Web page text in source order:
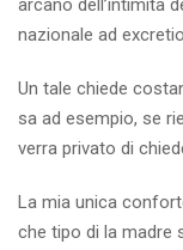
arcano dell’intimita
nazionale ad
Un tale chiede
sa ad esempio, se
verra privato di
La mia unica
che tipo di la madre